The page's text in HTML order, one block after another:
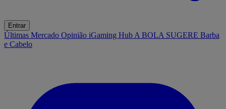
Entrar
Últimas Mercado Opinião iGaming Hub A BOLA SUGERE Barba
e Cabelo